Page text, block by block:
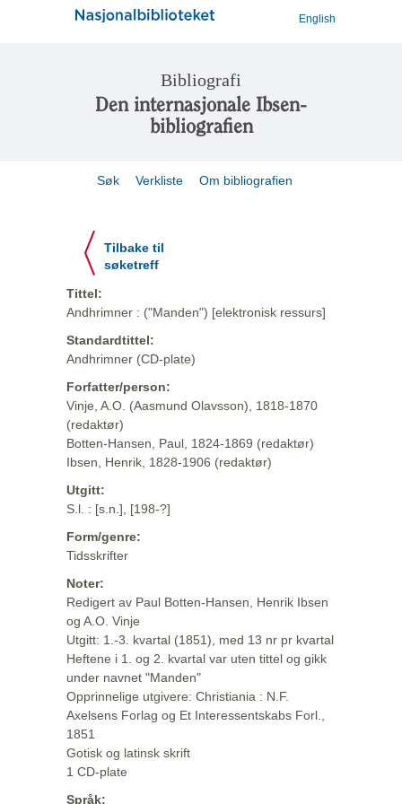
English
Bibliografi
Den internasjonale Ibsen-
bibliografien
Søk Verkliste Om bibliografien
Tilbake til
søketreff
Tittel:
Andhrimner : ("Manden") [elektronisk ressurs]
Standardtittel:
Andhrimner (CD-plate)
Forfatter/person:
Vinje, A.O. (Aasmund Olavsson), 1818-1870
(redaktør)
Botten-Hansen, Paul, 1824-1869 (redaktør)
Ibsen, Henrik, 1828-1906 (redaktør)
Utgitt:
S.l. : [s.n.], [198-?]
Form/genre:
Tidsskrifter
Noter:
Redigert av Paul Botten-Hansen, Henrik Ibsen
og A.O. Vinje
Utgitt: 1.-3. kvartal (1851), med 13 nr pr kvartal
Heftene i 1. og 2. kvartal var uten tittel og gikk
under navnet "Manden"
Opprinnelige utgivere: Christiania : N.F.
Axelsens Forlag og Et Interessentskabs Forl.,
1851
Gotisk og latinsk skrift
1 CD-plate
Språk: